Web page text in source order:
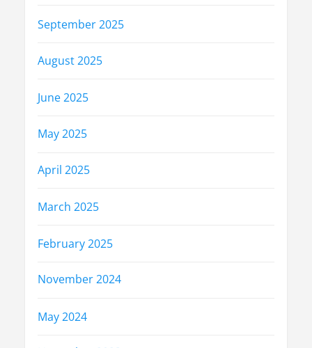
September 2025
August 2025
June 2025
May 2025
April 2025
March 2025
February 2025
November 2024
May 2024